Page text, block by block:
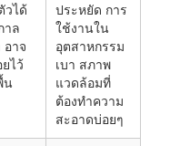
วได้
าล
อาจ
ไว้
น
ประหยัด การ
ใช้งานใน
อุตสาหกรรม
เบา สภาพ
แวดล้อมที่
ต้องทำความ
สะอาดบ่อยๆ